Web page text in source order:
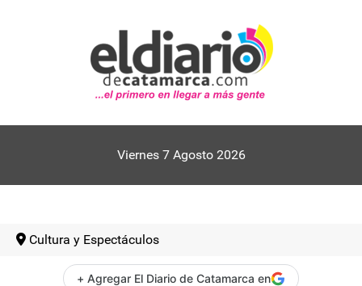
Viernes 7 Agosto 2026
Cultura y Espectáculos
+ Agregar El Diario de Catamarca en